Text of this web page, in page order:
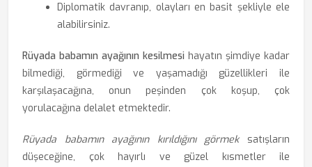
Diplomatik davranıp, olayları en basit şekliyle ele
alabilirsiniz.
Rüyada babamın ayağının kesilmesi hayatın şimdiye kadar
bilmediği, görmediği ve yaşamadığı güzellikleri ile
karşılaşacağına, onun peşinden çok koşup, çok
yorulacağına delalet etmektedir.
Rüyada babamın ayağının kırıldığını görmeksatışların
düşeceğine, çok hayırlı ve güzel kısmetler ile